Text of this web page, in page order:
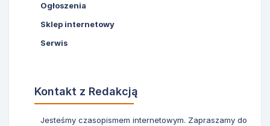
Ogłoszenia
Sklep internetowy
Serwis
Kontakt z Redakcją
Jesteśmy czasopismem internetowym. Zapraszamy do